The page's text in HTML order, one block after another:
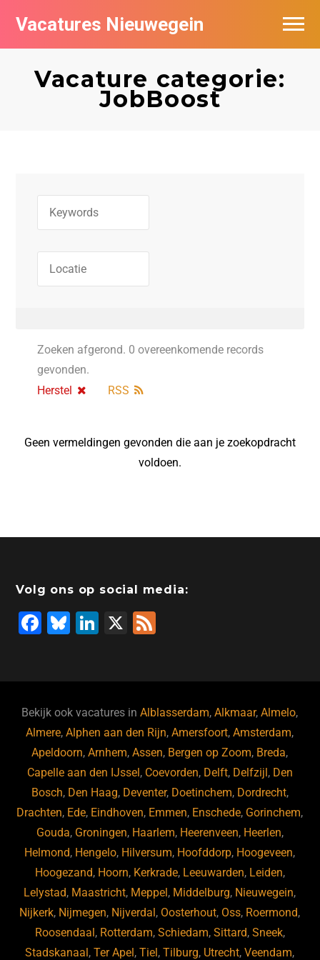
Vacatures Nieuwegein
Vacature categorie:
JobBoost
Zoeken afgerond. 0 overeenkomende records
gevonden.
Herstel
RSS
Geen vermeldingen gevonden die aan je zoekopdracht
voldoen.
Volg ons op social media:
F
b
o
o
k
Bl
ky
Li
dI
n
X
Bekijk ook vacatures inAlblasserdam,Alkmaar,Almelo,
Almere,Alphen aan den Rijn,Amersfoort,Amsterdam,
Apeldoorn,Arnhem,Assen, Bergen op Zoom, Breda,
Capelle aan den IJssel , Coevorden, Delft, Delfzijl , Den
Bosch, Den Haag, Deventer, Doetinchem, Dordrecht,
Drachten, Ede, Eindhoven, Emmen, Enschede, Gorinchem,
Gouda, Groningen, Haarlem, Heerenveen, Heerlen,
Helmond, Hengelo, Hilversum, Hoofddorp, Hoogeveen,
Hoogezand, Hoorn, Kerkrade, Leeuwarden, Leiden,
Lelystad, Maastricht, Meppel , Middelburg, Nieuwegein,
Nijkerk, Nijmegen, Nijverdal , Oosterhout, Oss, Roermond,
Roosendaal , Rotterdam, Schiedam, Sittard, Sneek,
Stadskanaal ,Ter Apel ,Tiel ,Tilburg, Utrecht,Veendam,
Vacatures per bedrijf in Nieuwegein